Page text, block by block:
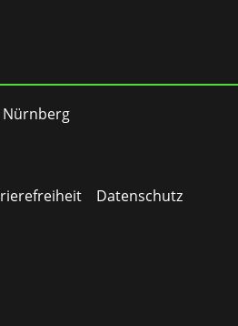
Nürnberg
Datenschutz